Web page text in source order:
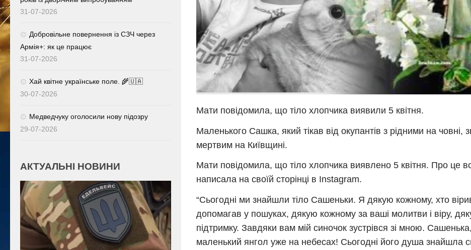
Мати повідомила, що тіло хлопчика виявили 5 квітня.
Маленького Сашка, який тікав від окупантів з рідними на човні,
мертвим на Київщині.
Мати повідомила, що тіло хлопчика виявлено 5 квітня. Про це
написала на своїй сторінці в Instagram.
“Сьогодні ми знайшли тіло Сашеньки. Я дякую кожному, хто
допомагав у пошуках, дякую кожному за ваші молитви і віру,
підтримку. Завдяки вам мій синочок зустрівся зі мною.
маленький янгол уже на небесах! Сьогодні його душа знайшла
31-07-2026
Добровільне повернення із СЗЧ через
Армія+: як це працює
31-07-2026
Хай квітне українське поле. 🌾🇺🇦
30-07-2026
Медведчуку оголосили нову підозру
29-07-2026
АКТУАЛЬНІ НОВИНИ